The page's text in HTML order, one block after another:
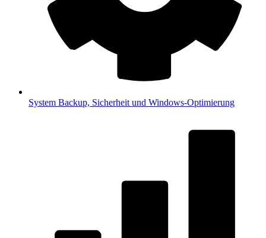
System Backup, Sicherheit und Windows-Optimierung